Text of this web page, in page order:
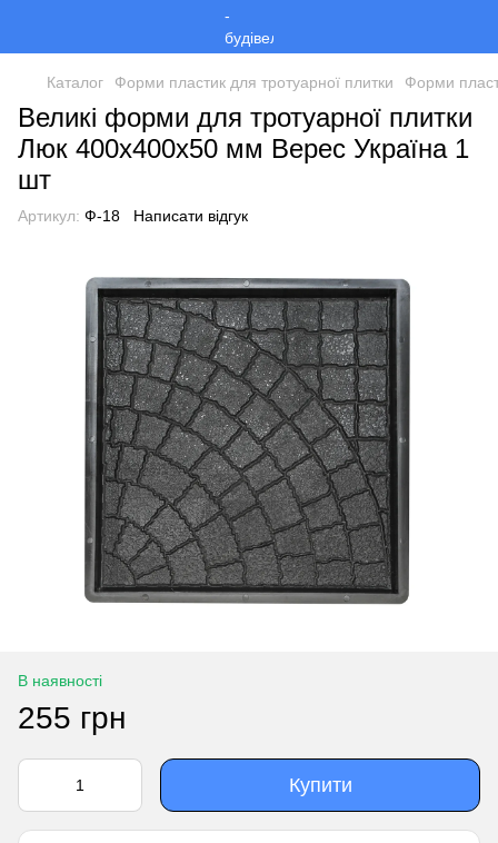
Каталог Форми пластик для тротуарної плитки Форми
Великі форми для тротуарної плитки
Люк 400х400х50 мм Верес Україна 1
шт
Артикул: Ф-18 Написати відгук
В наявності
255 грн
Купити